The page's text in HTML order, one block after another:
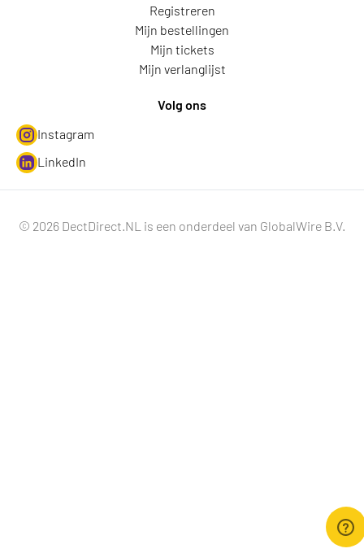
Registreren
Mijn bestellingen
Mijn tickets
Mijn verlanglijst
Volg ons
Instagram
LinkedIn
© 2026 DectDirect.NL is een onderdeel van GlobalWire B.V.